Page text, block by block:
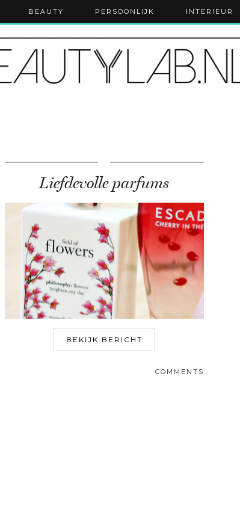
BEAUTY PERSOONLIJK INTERIEUR
Liefdevolle parfums
BEKIJK BERICHT
COMMENTS